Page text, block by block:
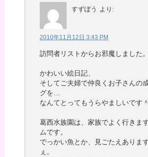
すずぼう より:
2010年11月12日 3:43 PM
訪問者リストからお邪魔しました。
かわいい絵日記、
そしてご夫婦で仲良くお子さんの
グを…
なんてとってもうらやましいです
葛西水族園は、家族でよく行きま
ムです。
でっかい魚とか、見ごたえありま
ぇ。